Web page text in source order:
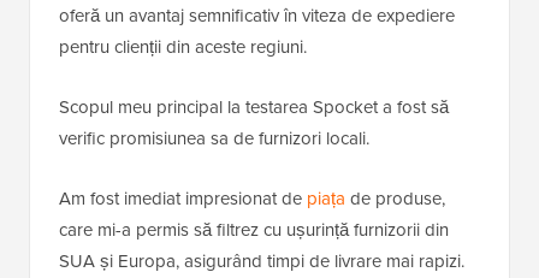
oferă un avantaj semnificativ în viteza de expediere
pentru clienții din aceste regiuni.
Scopul meu principal la testarea Spocket a fost să
verific promisiunea sa de furnizori locali.
Am fost imediat impresionat de piața de produse,
care mi-a permis să filtrez cu ușurință furnizorii din
SUA și Europa, asigurând timpi de livrare mai rapizi.